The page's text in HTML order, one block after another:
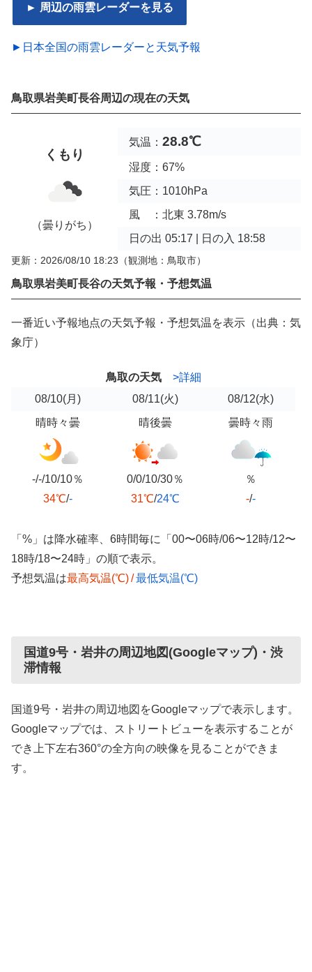
► 周辺の雨雲レーダーを見る
►日本全国の雨雲レーダーと天気予報
鳥取県岩美町長谷周辺の現在の天気
くもり
（曇りがち）
気温： 28.8℃
湿度：67%
気圧：1010hPa
風 ：北東 3.78m/s
日の出 05:17 | 日の入 18:58
更新：2026/08/10 18:23 （観測地：鳥取市）
鳥取県岩美町長谷の天気予報・予想気温
一番近い予報地点の天気予報・予想気温を表示（出典：気
象庁）
鳥取の天気
>詳細
08/10(月) 08/11(火) 08/12(水)
晴時々曇
-/-/10/10％
34℃/-
晴後曇
0/0/10/30％
31℃/24℃
曇時々雨
％
-/-
「%」は降水確率、6時間毎に「00〜06時/06〜12時/12〜
18時/18〜24時」の順で表示。
予想気温は最高気温(℃)/最低気温(℃)
国道9号・岩井の周辺地図(Googleマップ)・渋
滞情報
国道9号・岩井の周辺地図をGoogleマップで表示します。
Googleマップでは、ストリートビューを表示することが
でき上下左右360°の全方向の映像を見ることができま
す。